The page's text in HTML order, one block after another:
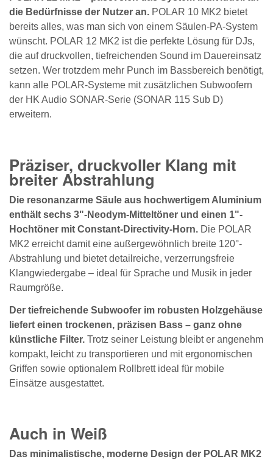
die Bedürfnisse der Nutzer an. POLAR 10 MK2 bietet
bereits alles, was man sich von einem Säulen-PA-System
wünscht. POLAR 12 MK2 ist die perfekte Lösung für DJs,
die auf druckvollen, tiefreichenden Sound im Dauereinsatz
setzen. Wer trotzdem mehr Punch im Bassbereich benötigt,
kann alle POLAR-Systeme mit zusätzlichen Subwoofern
der HK Audio SONAR-Serie (SONAR 115 Sub D)
erweitern.
Präziser, druckvoller Klang mit
breiter Abstrahlung
Die resonanzarme Säule aus hochwertigem Aluminium
enthält sechs 3"-Neodym-Mitteltöner und einen 1"-
Hochtöner mit Constant-Directivity-Horn. Die POLAR
MK2 erreicht damit eine außergewöhnlich breite 120°-
Abstrahlung und bietet detailreiche, verzerrungsfreie
Klangwiedergabe – ideal für Sprache und Musik in jeder
Raumgröße.
Der tiefreichende Subwoofer im robusten Holzgehäuse
liefert einen trockenen, präzisen Bass – ganz ohne
künstliche Filter. Trotz seiner Leistung bleibt er angenehm
kompakt, leicht zu transportieren und mit ergonomischen
Griffen sowie optionalem Rollbrett ideal für mobile
Einsätze ausgestattet.
Auch in Weiß
Das minimalistische, moderne Design der POLAR MK2